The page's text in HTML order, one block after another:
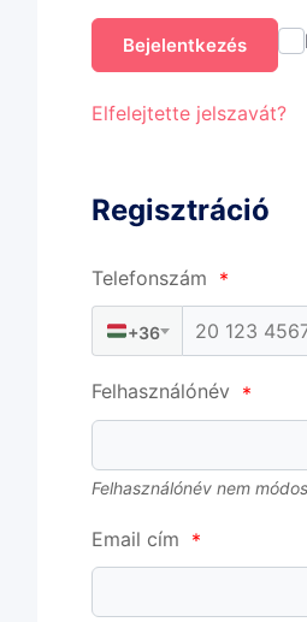
Bejelentkezés
Elfelejtette jelszavát?
Regisztráció
Telefonszám *
+36
Felhasználónév *
Felhasználónév nem
Email cím *